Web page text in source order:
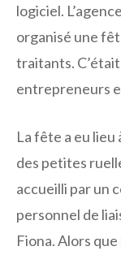
logiciel.
organisé une
traitants.
entrepreneurs
La fête a eu lieu
des petites
accueilli par un
personnel de
Fiona. Alors